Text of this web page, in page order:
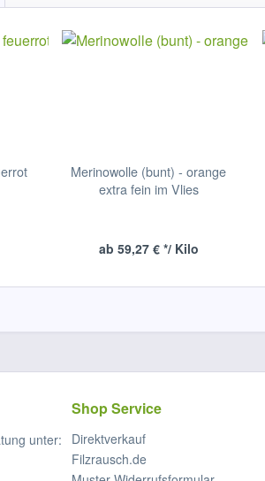
Merinowolle (bunt) - orange
extra fein im Vlies
ab 59,27 € */ Kilo
unter:
Shop Service
Direktverkauf
Filzrausch.de